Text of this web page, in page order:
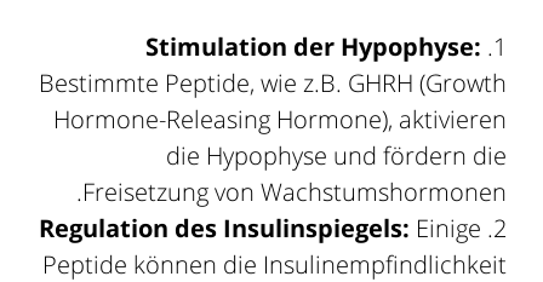
Stimulation der Hypophyse:
Bestimmte Peptide, wie z.B. GHRH (Growth
Hormone-Releasing Hormone), aktivieren
die Hypophyse und fördern die
Freisetzung von Wachstumshormonen.
Regulation des Insulinspiegels: Einige
Peptide können die Insulinempfindlichkeit